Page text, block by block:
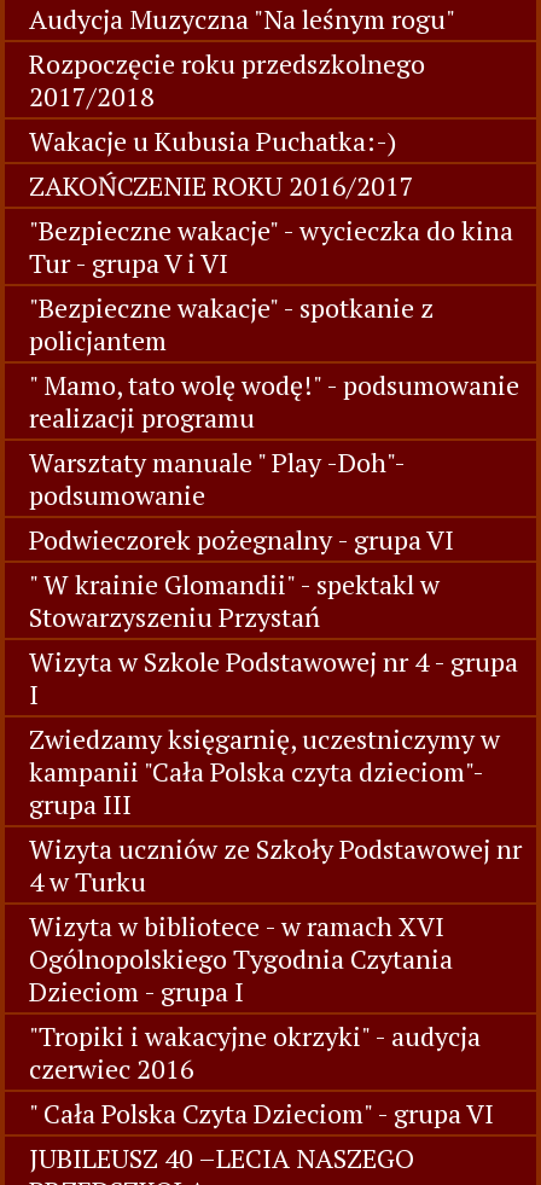
Audycja Muzyczna "Na leśnym rogu"
Rozpoczęcie roku przedszkolnego
2017/2018
Wakacje u Kubusia Puchatka:-)
ZAKOŃCZENIE ROKU 2016/2017
"Bezpieczne wakacje" - wycieczka do kina
Tur - grupa V i VI
"Bezpieczne wakacje" - spotkanie z
policjantem
" Mamo, tato wolę wodę!" - podsumowanie
realizacji programu
Warsztaty manuale " Play -Doh"-
podsumowanie
Podwieczorek pożegnalny - grupa VI
" W krainie Glomandii" - spektakl w
Stowarzyszeniu Przystań
Wizyta w Szkole Podstawowej nr 4 - grupa
I
Zwiedzamy księgarnię, uczestniczymy w
kampanii "Cała Polska czyta dzieciom"-
grupa III
Wizyta uczniów ze Szkoły Podstawowej nr
4 w Turku
Wizyta w bibliotece - w ramach XVI
Ogólnopolskiego Tygodnia Czytania
Dzieciom - grupa I
"Tropiki i wakacyjne okrzyki" - audycja
czerwiec 2016
" Cała Polska Czyta Dzieciom" - grupa VI
JUBILEUSZ 40 –LECIA NASZEGO